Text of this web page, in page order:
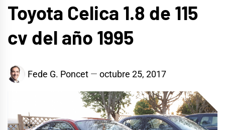
Toyota Celica 1.8 de 115
cv del año 1995
Fede G. Poncet octubre 25, 2017